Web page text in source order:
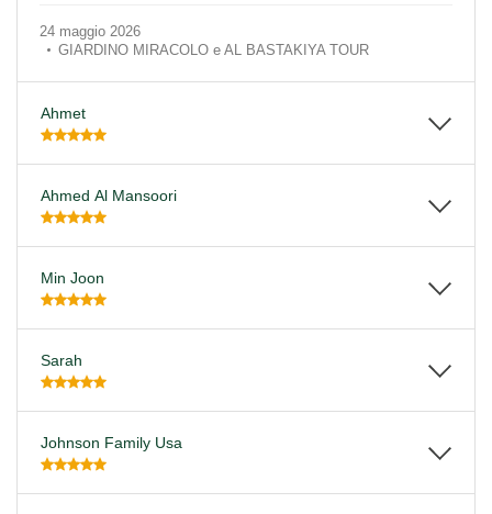
24 maggio 2026
GIARDINO MIRACOLO e AL BASTAKIYA TOUR
Ahmet
Ahmed Al Mansoori
Min Joon
Sarah
Johnson Family Usa